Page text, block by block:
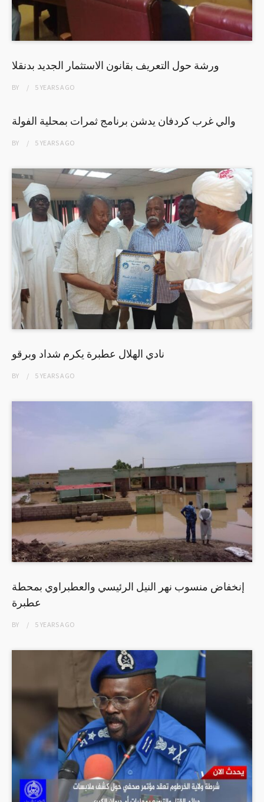
ورشة حول التعريف بقانون الاستثمار الجديد بدنقلا
BY 5 YEARSAGO
والي غرب كردفان يدشن برنامج ثمرات بمحلية الفولة
BY 5 YEARSAGO
نادي الهلال عطبرة يكرم شداد وبرقو
BY 5 YEARSAGO
إنخفاض منسوب نهر النيل الرئيسي والعطبراوي بمحطة
عطبرة
BY 5 YEARSAGO